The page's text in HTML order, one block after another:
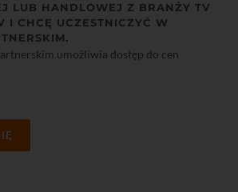
LUB HANDLOWEJ Z BRANŻY TV
I CHCĘ UCZESTNICZYĆ W
umożliwia dostęp do cen